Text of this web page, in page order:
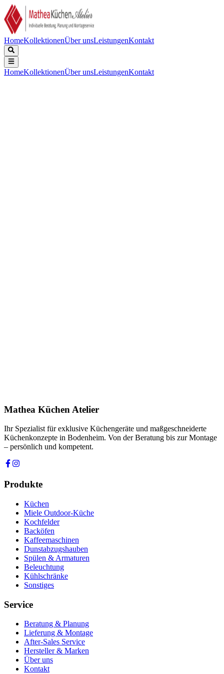
HomeKollektionenÜber unsLeistungenKontakt
HomeKollektionenÜber unsLeistungenKontakt
Datenschutzerklärung
habe ich gelesen.
Anfrage absenden
Mathea Küchen Atelier
Ihr Spezialist für exklusive Küchengeräte und maßgeschneiderte
Küchenkonzepte in Bodenheim. Von der Beratung bis zur Montage
– persönlich und kompetent.
Produkte
Küchen
Miele Outdoor-Küche
Kochfelder
Backöfen
Kaffeemaschinen
Dunstabzugshauben
Spülen & Armaturen
Beleuchtung
Kühlschränke
Sonstiges
Service
Beratung & Planung
Lieferung & Montage
After-Sales Service
Hersteller & Marken
Über uns
Kontakt